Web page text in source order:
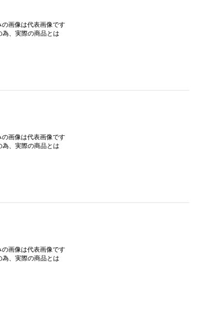
画像は代表画像です
、実際の商品とは
画像は代表画像です
、実際の商品とは
画像は代表画像です
、実際の商品とは